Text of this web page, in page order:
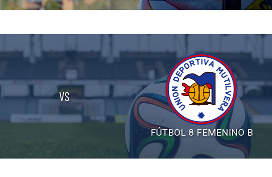
VS
FÚTBOL 8 FEMENINO B